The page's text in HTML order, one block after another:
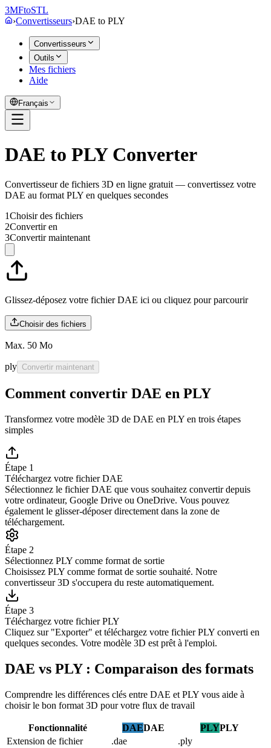
3MFtoSTL
›Convertisseurs›DAE to PLY
Convertisseurs
Outils
Mes fichiers
Aide
Français
DAE to PLY Converter
Convertisseur de fichiers 3D en ligne gratuit — convertissez votre
DAE au format PLY en quelques secondes
1Choisir des fichiers
2Convertir en
3Convertir maintenant
Glissez-déposez votre fichier DAE ici ou cliquez pour parcourir
Choisir des fichiers
Max. 50 Mo
ply Convertir maintenant
Comment convertir DAE en PLY
Transformez votre modèle 3D de DAE en PLY en trois étapes
simples
Étape 1
Téléchargez votre fichier DAE
Sélectionnez le fichier DAE que vous souhaitez convertir depuis
votre ordinateur, Google Drive ou OneDrive. Vous pouvez
également le glisser-déposer directement dans la zone de
téléchargement.
Étape 2
Sélectionnez PLY comme format de sortie
Choisissez PLY comme format de sortie souhaité. Notre
convertisseur 3D s'occupera du reste automatiquement.
Étape 3
Téléchargez votre fichier PLY
Cliquez sur "Exporter" et téléchargez votre fichier PLY converti en
quelques secondes. Votre modèle 3D est prêt à l'emploi.
DAE vs PLY : Comparaison des formats
Comprendre les différences clés entre DAE et PLY vous aide à
choisir le bon format 3D pour votre flux de travail
Fonctionnalité DAEDAE PLYPLY
Extension de fichier
.dae
.ply